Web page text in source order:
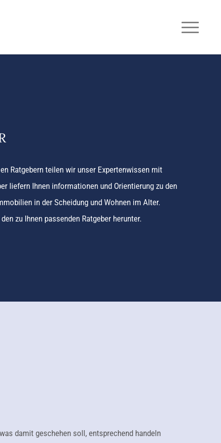
Ratgebern teilen wir unser Expertenwissen mit
liefern Ihnen informationen und Orientierung zu den
in der Scheidung und Wohnen im Alter.
zu Ihnen passenden Ratgeber herunter.
damit geschehen soll, entsprechend handeln